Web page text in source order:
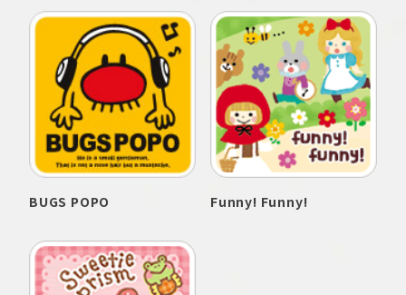
BUGS POPO Funny! Funny!